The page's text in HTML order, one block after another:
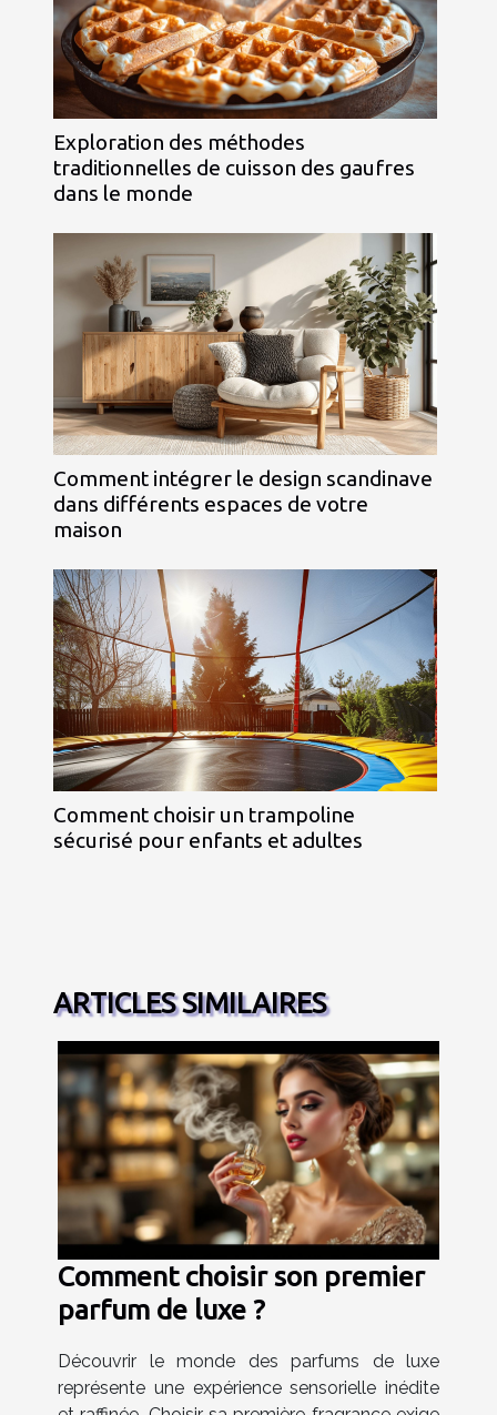
Exploration des méthodes
traditionnelles de cuisson des gaufres
dans le monde
Comment intégrer le design scandinave
dans différents espaces de votre
maison
Comment choisir un trampoline
sécurisé pour enfants et adultes
ARTICLES SIMILAIRES
Comment choisir son premier
parfum de luxe ?
Découvrir le monde des parfums de luxe
représente une expérience sensorielle inédite